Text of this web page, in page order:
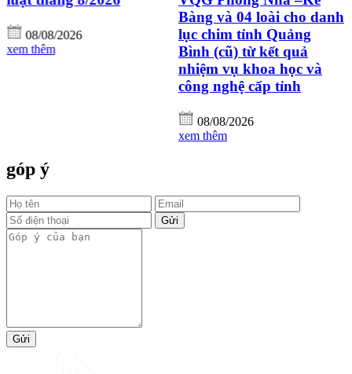
Bàng và 04 loài cho danh
lục chim tỉnh Quảng
Bình (cũ) từ kết quả
nhiệm vụ khoa học và
công nghệ cấp tỉnh
08/08/2026
dạng
quốc gia
Bàng
góp ý
Gửi
Gửi